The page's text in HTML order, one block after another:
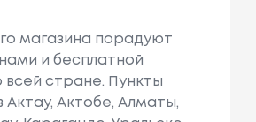
магазина порадуют
и бесплатной
всей стране. Пункты
Актау, Актобе, Алматы,